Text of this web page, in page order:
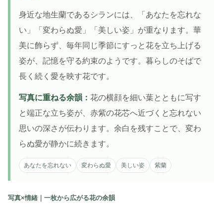
身近な地生蘭であるシランには、「あなたを忘れな
い」「変わらぬ愛」「美しい姿」が重なります。華
美に飾らず、毎年同じ季節にすっと花を立ち上げる
姿が、記憶を守る約束のようです。暮らしのそばで
長く続く愛を映す花です。
写真に重ねる余韻： 花の横顔を細い葉とともに写す
と端正な立ち姿が、赤紫の花芯へ近づくと忘れない
思いの深さが伝わります。余白を残すことで、変わ
らぬ愛が静かに続きます。
あなたを忘れない 変わらぬ愛 美しい姿 紫蘭
写真×情緒｜一枚から広がる花の余韻